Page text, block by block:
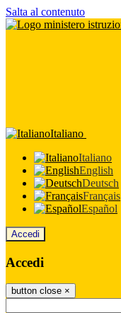
Salta al contenuto
Italiano
Italiano
English
Deutsch
Français
Español
Accedi
Accedi
button close ×